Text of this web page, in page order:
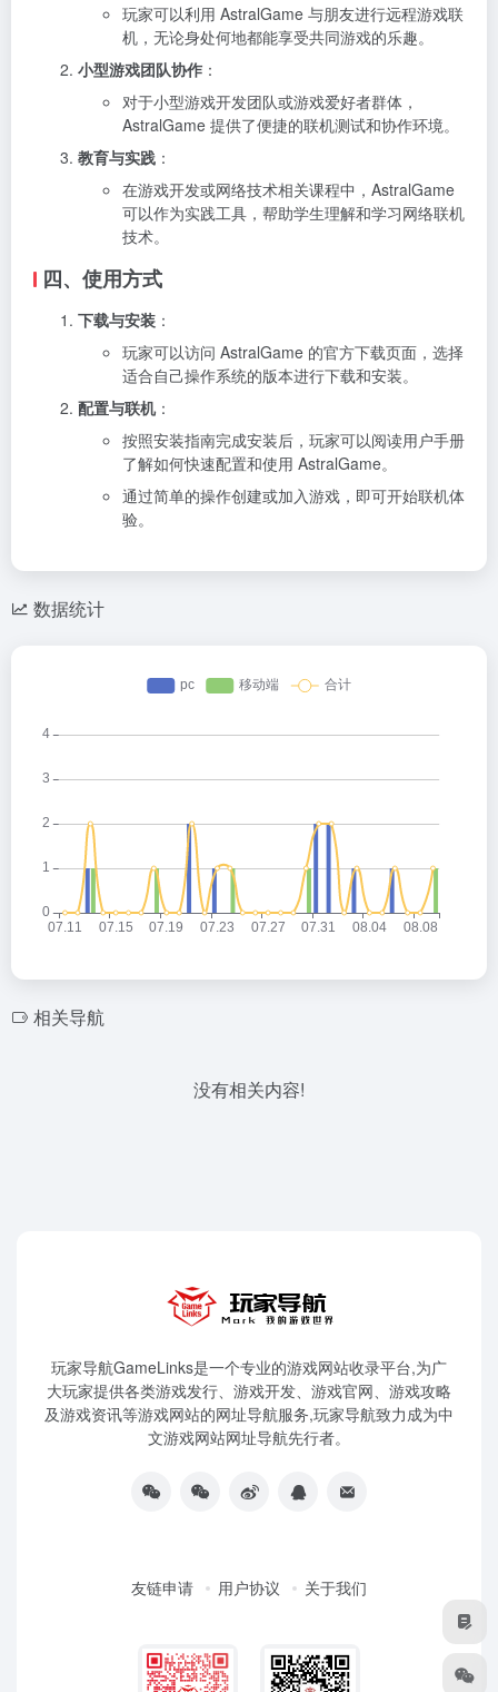
玩家可以利用 AstralGame 与朋友进行远程游戏联
机，无论身处何地都能享受共同游戏的乐趣。
小型游戏团队协作 ：
对于小型游戏开发团队或游戏爱好者群体，
AstralGame 提供了便捷的联机测试和协作环境。
教育与实践 ：
在游戏开发或网络技术相关课程中，AstralGame
可以作为实践工具，帮助学生理解和学习网络联机
技术。
四、使用方式
下载与安装 ：
玩家可以访问 AstralGame 的官方下载页面，选择
适合自己操作系统的版本进行下载和安装。
配置与联机：
按照安装指南完成安装后，玩家可以阅读用户手册
了解如何快速配置和使用 AstralGame。
通过简单的操作创建或加入游戏，即可开始联机体
验。
数据统计
相关导航
没有相关内容!
玩家导航GameLinks是一个专业的游戏网站收录平台,为广
大玩家提供各类游戏发行、游戏开发、游戏官网、游戏攻略
及游戏资讯等游戏网站的网址导航服务,玩家导航致力成为中
文游戏网站网址导航先行者。
友链申请 用户协议 关于我们